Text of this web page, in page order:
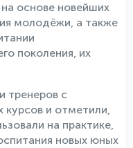
основе новейших
молодёжи, а также
поколения, их
тренеров с
и отметили,
на практике,
новых юных